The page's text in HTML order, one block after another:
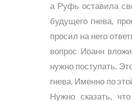
а Руфь оставила
будущего гнева,
просил на него
вопрос Иоанн
нужно поступать.
гнева. Именно по
Нужно сказать,